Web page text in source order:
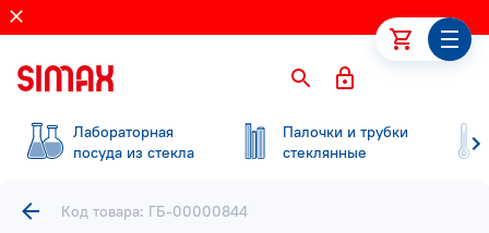
Лабораторная
посуда из стекла
Палочки и трубки
стеклянные
Код товара: ГБ-00000844